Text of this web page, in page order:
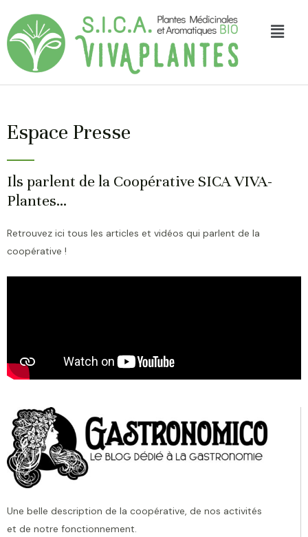
Espace Presse
Ils parlent de la Coopérative SICA VIVA-
Plantes...
Retrouvez ici tous les articles et vidéos qui parlent de la
coopérative !
Une belle description de la coopérative, de nos activités
et de notre fonctionnement.